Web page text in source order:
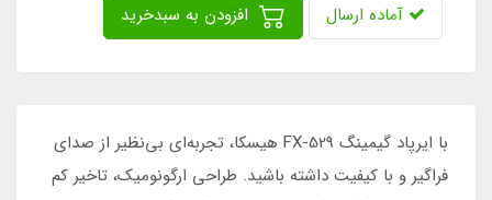
آماده ارسال
با ایرپاد گیمینگ FX-529 هیسکا، تجربه‌ای بی‌نظیر از صدای
فراگیر و با کیفیت داشته باشید. طراحی ارگونومیک، تاخیر کم